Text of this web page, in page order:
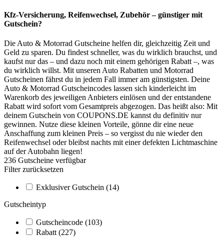
Kfz-Versicherung, Reifenwechsel, Zubehör – günstiger mit
Gutschein?
Die Auto & Motorrad Gutscheine helfen dir, gleichzeitig Zeit und
Geld zu sparen. Du findest schneller, was du wirklich brauchst, und
kaufst nur das – und dazu noch mit einem gehörigen Rabatt –, was
du wirklich willst. Mit unseren Auto Rabatten und Motorrad
Gutscheinen fährst du in jedem Fall immer am günstigsten. Deine
Auto & Motorrad Gutscheincodes lassen sich kinderleicht im
Warenkorb des jeweiligen Anbieters einlösen und der entstandene
Rabatt wird sofort vom Gesamtpreis abgezogen. Das heißt also: Mit
deinem Gutschein von COUPONS.DE kannst du definitiv nur
gewinnen. Nutze diese kleinen Vorteile, gönne dir eine neue
Anschaffung zum kleinen Preis – so vergisst du nie wieder den
Reifenwechsel oder bleibst nachts mit einer defekten Lichtmaschine
auf der Autobahn liegen!
236 Gutscheine verfügbar
Filter zurücksetzen
Exklusiver Gutschein (14)
Gutscheintyp
Gutscheincode (103)
Rabatt (227)